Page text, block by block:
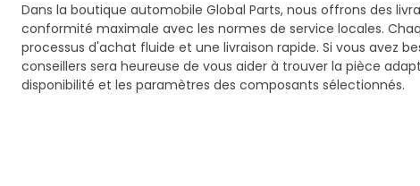
Dans la boutique automobile Global Parts, nous offrons des
conformité maximale avec les normes de service locales.
processus d'achat fluide et une livraison rapide. Si vous avez
conseillers sera heureuse de vous aider à trouver la pièce
disponibilité et les paramètres des composants sélectionnés.